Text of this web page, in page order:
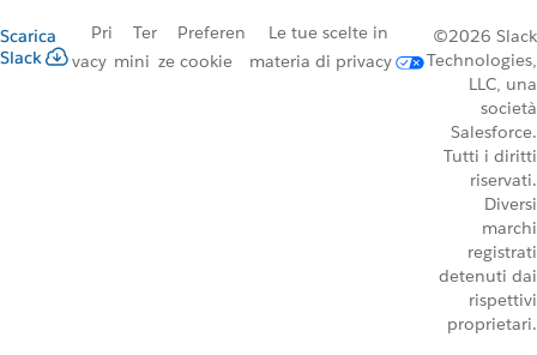
Scarica
Slack
Pri
vacy
Ter
mini
Preferen
ze cookie
Le tue scelte in
materia di privacy
©2026 Slack
Technologies,
LLC, una
società
Salesforce.
Tutti i diritti
riservati.
Diversi
marchi
registrati
detenuti dai
rispettivi
proprietari.